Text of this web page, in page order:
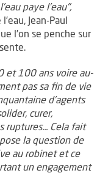
paye l’eau",
Jean-Paul
l’on se penche sur
et 100 ans voire au-
pas sa fin de vie
d’agents
curer,
ruptures... Cela fait
la question de
au robinet et ce
un engagement